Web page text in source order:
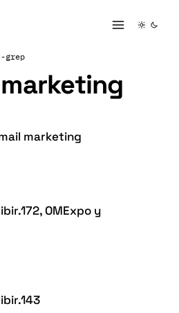
marketing
marketing
OMExpo y